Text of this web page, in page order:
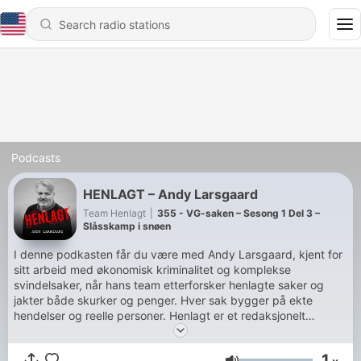
Podcasts
HENLAGT – Andy Larsgaard
Team Henlagt
355 - VG-saken – Sesong 1 Del 3 –
Slåsskamp i snøen
I denne podkasten får du være med Andy Larsgaard, kjent for
sitt arbeid med økonomisk kriminalitet og komplekse
svindelsaker, når hans team etterforsker henlagte saker og
jakter både skurker og penger. Hver sak bygger på ekte
hendelser og reelle personer. Henlagt er et redaksjonelt
medieprosjekt ledet av ansvarlig redaktør Gustav Jansen.
Prosjektet har i en årrekke dokumentert og formidlet saker der